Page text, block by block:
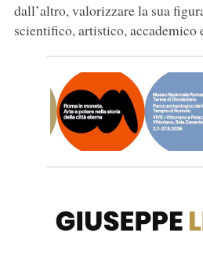
dall’altro, valorizzare la sua
scientifico, artistico, accademico